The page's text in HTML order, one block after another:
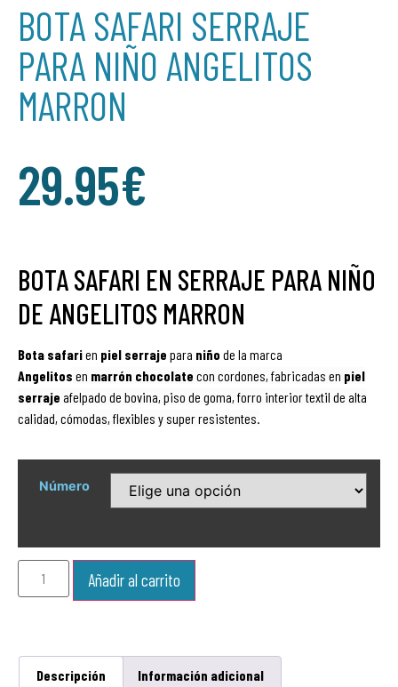
BOTA SAFARI SERRAJE
PARA NIÑO ANGELITOS
MARRON
29.95€
BOTA SAFARI EN SERRAJE PARA NIÑO
DE ANGELITOS MARRON
Bota safarien piel serraje para niño de la marca
Angelitos en marrón chocolate con cordones, fabricadas en piel
serraje afelpado de bovina, piso de goma, forro interior textil de alta
calidad, cómodas, flexibles y super resistentes.
Número
Añadir al carrito
Descripción Información adicional